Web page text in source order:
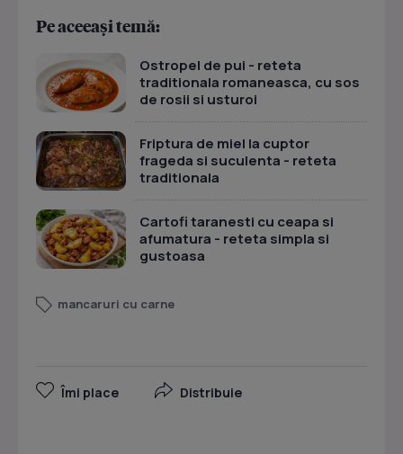
Pe aceeași temă:
Ostropel de pui - reteta
traditionala romaneasca, cu sos
de rosii si usturoi
Friptura de miel la cuptor
frageda si suculenta - reteta
traditionala
Cartofi taranesti cu ceapa si
afumatura - reteta simpla si
gustoasa
mancaruri cu carne
Îmi place Distribuie